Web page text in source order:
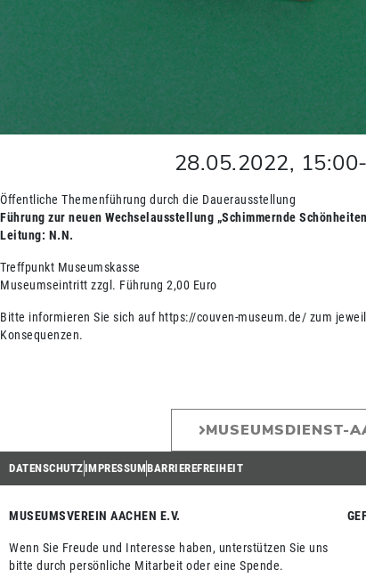
28.05.2022, 15:00-
Öffentliche Themenführung durch die Dauerausstellung
Führung zur neuen Wechselausstellung „Schimmernde
Leitung: N.N.
Treffpunkt Museumskasse
Museumseintritt zzgl. Führung 2,00 Euro
Bitte informieren Sie sich auf https://couven-museum.de/ zum
Konsequenzen.
MUSEUMSDIENST-
DATENSCHUTZIMPRESSUMBARRIEREFREIHEIT
MUSEUMSVEREIN AACHEN E.V.
Wenn Sie Freude und Interesse haben, unterstützen Sie uns
bitte durch persönliche Mitarbeit oder eine Spende.